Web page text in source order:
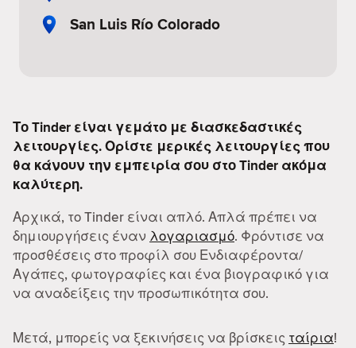
San Luis Río Colorado
Το Tinder είναι γεμάτο με διασκεδαστικές
λειτουργίες. Ορίστε μερικές λειτουργίες που
θα κάνουν την εμπειρία σου στο Tinder ακόμα
καλύτερη.
Αρχικά, το Tinder είναι απλό. Απλά πρέπει να
δημιουργήσεις έναν λογαριασμό. Φρόντισε να
προσθέσεις στο προφίλ σου Ενδιαφέροντα/
Αγάπες, φωτογραφίες και ένα βιογραφικό για
να αναδείξεις την προσωπικότητα σου.
Μετά, μπορείς να ξεκινήσεις να βρίσκεις ταίρια!